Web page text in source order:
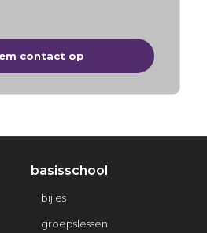
contact op
basisschool
bijles
groepslessen